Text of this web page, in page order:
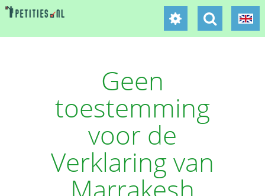
Geen
toestemming
voor de
Verklaring van
Marrakesh